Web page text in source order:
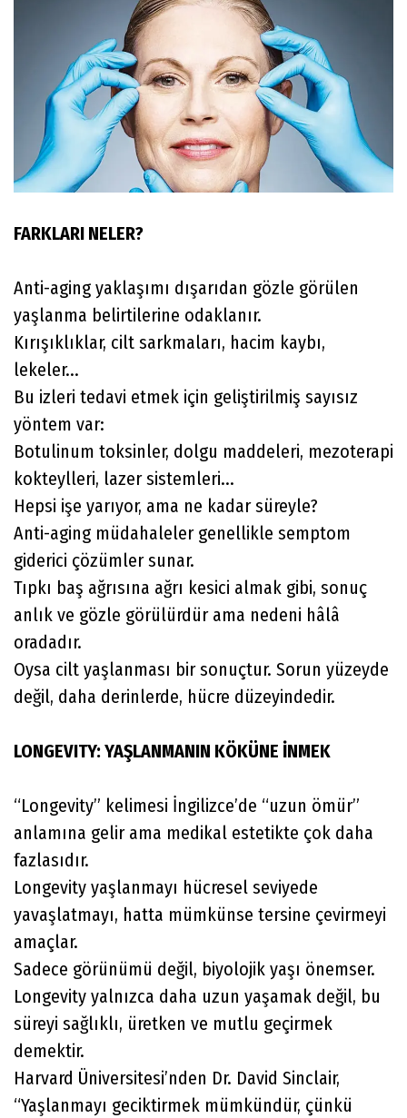
FARKLARI NELER?
Anti-aging yaklaşımı dışarıdan gözle görülen
yaşlanma belirtilerine odaklanır.
Kırışıklıklar, cilt sarkmaları, hacim kaybı,
lekeler...
Bu izleri tedavi etmek için geliştirilmiş sayısız
yöntem var:
Botulinum toksinler, dolgu maddeleri, mezoterapi
kokteylleri, lazer sistemleri...
Hepsi işe yarıyor, ama ne kadar süreyle?
Anti-aging müdahaleler genellikle semptom
giderici çözümler sunar.
Tıpkı baş ağrısına ağrı kesici almak gibi, sonuç
anlık ve gözle görülürdür ama nedeni hâlâ
oradadır.
Oysa cilt yaşlanması bir sonuçtur. Sorun yüzeyde
değil, daha derinlerde, hücre düzeyindedir.
LONGEVITY: YAŞLANMANIN KÖKÜNE İNMEK
“Longevity” kelimesi İngilizce’de “uzun ömür”
anlamına gelir ama medikal estetikte çok daha
fazlasıdır.
Longevity yaşlanmayı hücresel seviyede
yavaşlatmayı, hatta mümkünse tersine çevirmeyi
amaçlar.
Sadece görünümü değil, biyolojik yaşı önemser.
Longevity yalnızca daha uzun yaşamak değil, bu
süreyi sağlıklı, üretken ve mutlu geçirmek
demektir.
Harvard Üniversitesi’nden Dr. David Sinclair,
“Yaşlanmayı geciktirmek mümkündür, çünkü